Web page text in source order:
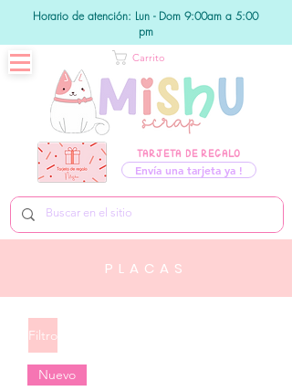
Horario de atención: Lun - Dom 9:00am a 5:00
pm
TARJETA DE REGALO
Envía una tarjeta ya !
Carrito
PLACAS
Filtro
Nuevo